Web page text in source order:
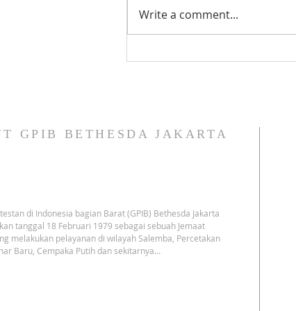
Bethesda (05 Agustus 2026): 👇
👇 👇
Write a comment...
GPIB BETHESDA JAKARTA
di Indonesia bagian Barat (GPIB) Bethesda Jakarta
tanggal 18 Februari 1979 sebagai sebuah Jemaat
melakukan pelayanan di wilayah Salemba, Percetakan
Baru, Cempaka Putih dan sekitarnya…